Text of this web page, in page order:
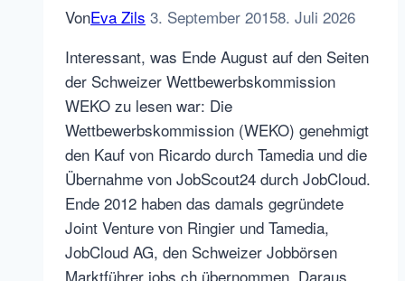
besser,
Trends
2019,
Jobbird
bankrott
und
Google’s
Candidate
Discovery
nun
VonEva Zils 3. September 20158. Juli 2026
Interessant, was Ende August auf den Seiten
der Schweizer Wettbewerbskommission
WEKO zu lesen war: Die
Wettbewerbskommission (WEKO) genehmigt
den Kauf von Ricardo durch Tamedia und die
Übernahme von JobScout24 durch JobCloud.
Ende 2012 haben das damals gegründete
Joint Venture von Ringier und Tamedia,
JobCloud AG, den Schweizer Jobbörsen
Marktführer jobs.ch übernommen. Daraus